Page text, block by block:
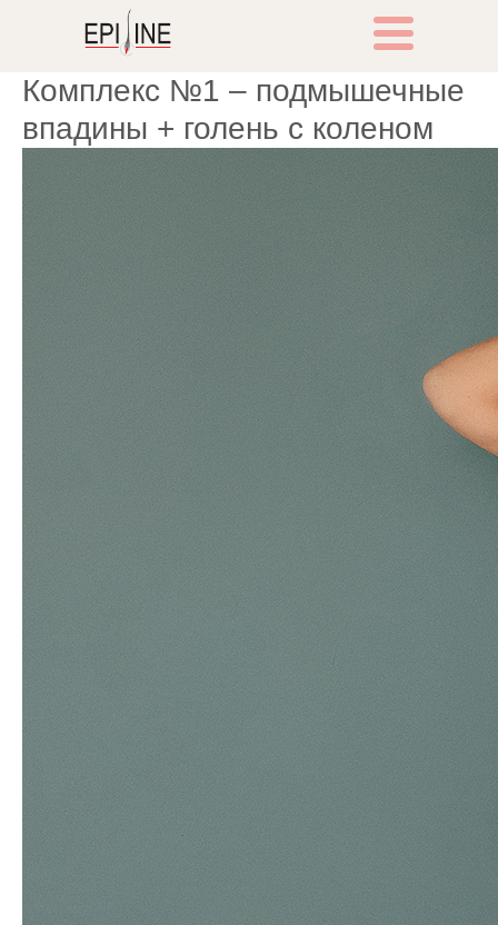
Комплекс №1 – подмышечные
впадины + голень с коленом